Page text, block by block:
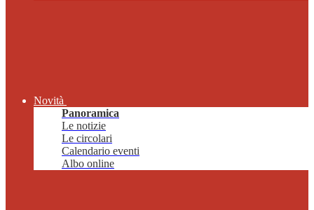
Novità
Panoramica
Le notizie
Le circolari
Calendario eventi
Albo online